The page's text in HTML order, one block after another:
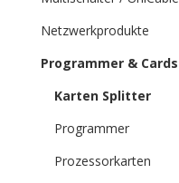
Netzwerkprodukte
Programmer & Cards
Karten Splitter
Programmer
Prozessorkarten